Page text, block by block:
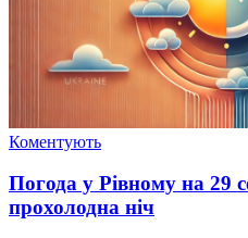
Коментують
Погода у Рівному на 29
прохолодна ніч